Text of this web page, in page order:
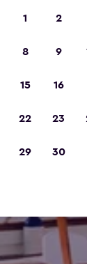
1 2
8 9
15 16
22 23
29 30